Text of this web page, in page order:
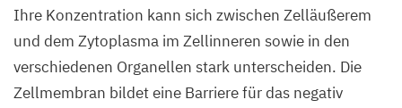
Ihre Konzentration kann sich zwischen Zelläußerem
und dem Zytoplasma im Zellinneren sowie in den
verschiedenen Organellen stark unterscheiden. Die
Zellmembran bildet eine Barriere für das negativ